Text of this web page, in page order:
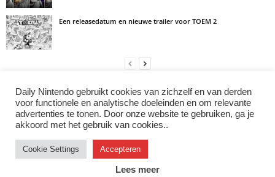
Een releasedatum en nieuwe trailer voor TOEM 2
LAAT EEN REACTIE ACHTER
Log in om een opmerking achter te laten
Instagram Facebook X/Twitter
Daily Nintendo gebruikt cookies van zichzelf en van derden
voor functionele en analytische doeleinden en om relevante
advertenties te tonen. Door onze website te gebruiken, ga je
akkoord met het gebruik van cookies..
Cookie Settings Accepteren
Lees meer